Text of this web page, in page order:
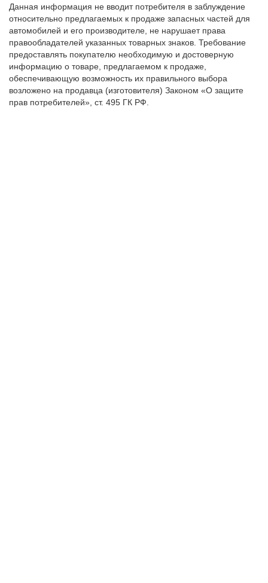
Данная информация не вводит потребителя в заблуждение
относительно предлагаемых к продаже запасных частей для
автомобилей и его производителе, не нарушает права
правообладателей указанных товарных знаков. Требование
предоставлять покупателю необходимую и достоверную
информацию о товаре, предлагаемом к продаже,
обеспечивающую возможность их правильного выбора
возложено на продавца (изготовителя) Законом «О защите
прав потребителей», ст. 495 ГК РФ.